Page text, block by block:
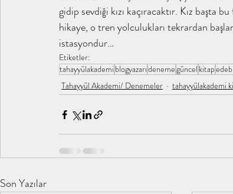
İslamın Kızına / tahayyülakademi
Gökyüzüne Bakmanın Faydaları / taha Şifa
gidip sevdiği kızı kaçıracaktır. Kız başta
hikaye, o tren yolculukları tekrardan
istasyondur…
Etiketler:
tahayyülakademi blogyazarıdenemegüncel kitap
Tahayyül Akademi/ Denemeler
tahayyülakademi
Son Yazılar